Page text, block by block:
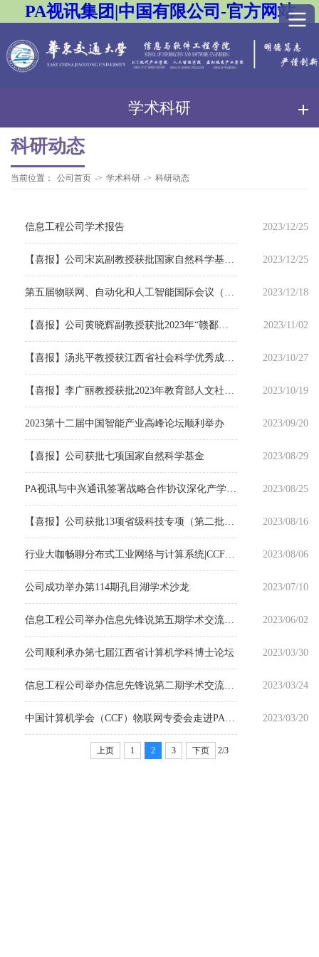
PA视讯集团|中国有限公司-官方网站
学术科研
科研动态
当前位置： 公司首页 -> 学术科研 -> 科研动态
信息工程公司学术报告 2023/12/25
2023/12/25
2023/12/18
2023/11/02
2023/10/27
2023/10/19
2023第十二届中国智能产业高峰论坛顺利举办 2023/09/20
【喜报】公司获批七项国家自然科学基金 2023/08/29
2023/08/25
2023/08/16
2023/08/06
公司成功举办第114期孔目湖学术沙龙 2023/07/10
2023/06/02
公司顺利承办第七届江西省计算机学科博士论坛 2023/03/30
2023/03/24
2023/03/20
上页 1 2 3 下页 2/3